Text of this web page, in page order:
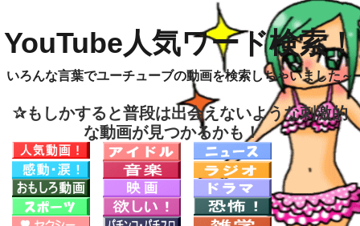
YouTube人気ワード検索！
いろんな言葉でユーチューブの動画を検索しちゃいました～
✰もしかすると普段は出会えないような刺激的
な動画が見つかるかも！